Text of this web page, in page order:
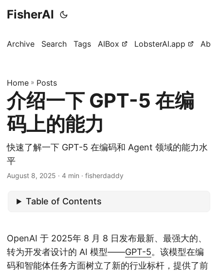
FisherAI
Archive Search Tags AIBox LobsterAI.app
Home » Posts
介绍一下 GPT-5 在编
码上的能力
快速了解一下 GPT-5 在编码和 Agent 领域的能力水
平
August 8, 2025 · 4 min · fisherdaddy
Table of Contents
OpenAI 于 2025年 8 月 8 日发布最新、最强大的、
转为开发者设计的 AI 模型——GPT-5。该模型在编
码和智能体任务方面树立了新的行业标杆，提供了前